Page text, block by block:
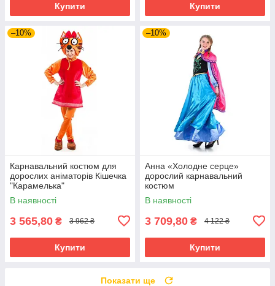
Купити Купити
–10%
Карнавальний костюм для
дорослих аніматорів Кішечка
"Карамелька"
В наявності
3 565,80 ₴ 3 962 ₴
Купити
–10%
Анна «Холодне серце»
дорослий карнавальний
костюм
В наявності
3 709,80 ₴ 4 122 ₴
Купити
Показати ще